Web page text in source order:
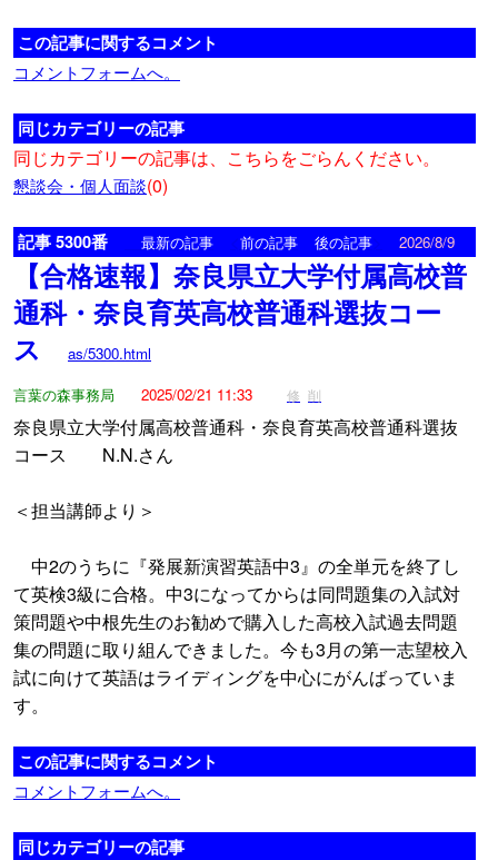
この記事に関するコメント
コメントフォームへ。
同じカテゴリーの記事
同じカテゴリーの記事は、こちらをごらんください。
懇談会・個人面談(0)
記事 5300番 最新の記事 前の記事 後の記事 2026/8/9
【合格速報】奈良県立大学付属高校普
通科・奈良育英高校普通科選抜コー
ス
as/5300.html
言葉の森事務局
2025/02/21 11:33 修 削
奈良県立大学付属高校普通科・奈良育英高校普通科選抜
コース N.N.さん
＜担当講師より＞
中2のうちに『発展新演習英語中3』の全単元を終了し
て英検3級に合格。中3になってからは同問題集の入試対
策問題や中根先生のお勧めで購入した高校入試過去問題
集の問題に取り組んできました。今も3月の第一志望校入
試に向けて英語はライディングを中心にがんばっていま
す。
この記事に関するコメント
コメントフォームへ。
同じカテゴリーの記事